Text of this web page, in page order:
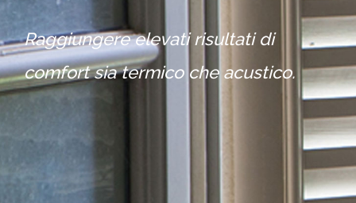
Raggiungere elevati risultati di
comfort sia termico che acustico.